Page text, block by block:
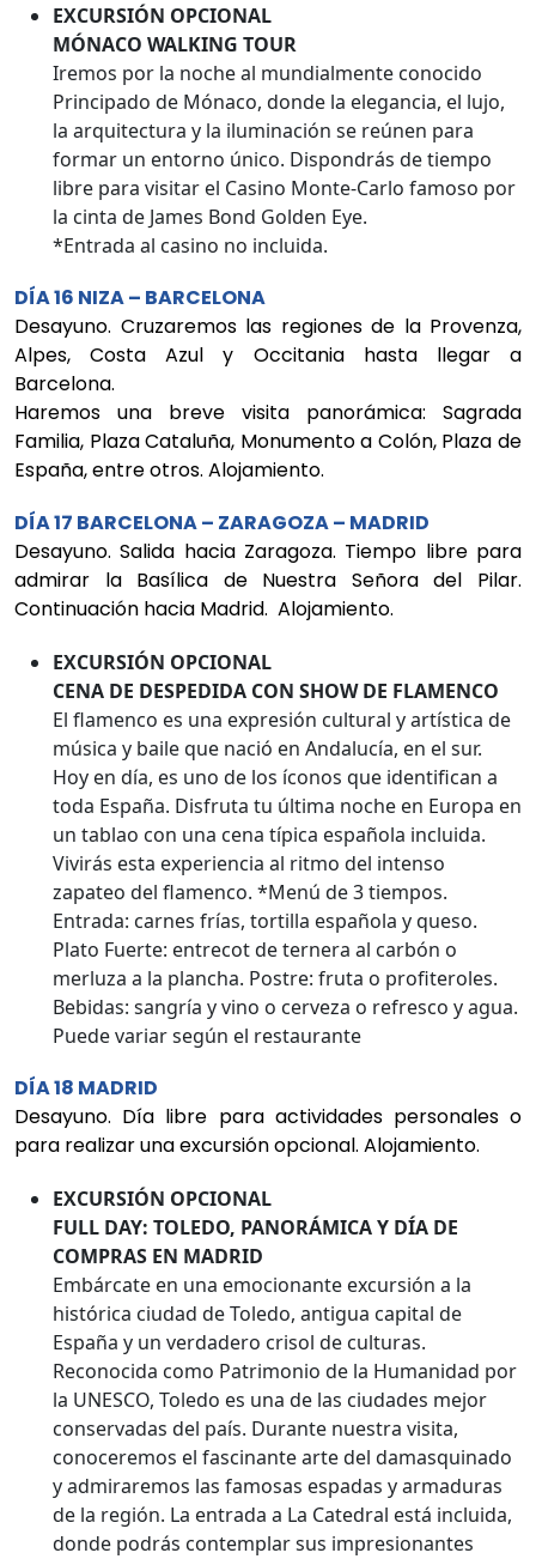
EXCURSIÓN OPCIONAL
MÓNACO WALKING TOUR
Iremos por la noche al mundialmente conocido
Principado de Mónaco, donde la elegancia, el lujo,
la arquitectura y la iluminación se reúnen para
formar un entorno único. Dispondrás de tiempo
libre para visitar el Casino Monte-Carlo famoso por
la cinta de James Bond Golden Eye.
*Entrada al casino no incluida.
DÍA 16 NIZA – BARCELONA
Desayuno. Cruzaremos las regiones de la Provenza,
Alpes, Costa Azul y Occitania hasta llegar a
Barcelona.
Haremos una breve visita panorámica: Sagrada
Familia, Plaza Cataluña, Monumento a Colón, Plaza de
España, entre otros. Alojamiento.
DÍA 17 BARCELONA – ZARAGOZA – MADRID
Desayuno. Salida hacia Zaragoza. Tiempo libre para
admirar la Basílica de Nuestra Señora del Pilar.
Continuación hacia Madrid. Alojamiento.
EXCURSIÓN OPCIONAL
CENA DE DESPEDIDA CON SHOW DE FLAMENCO
El flamenco es una expresión cultural y artística de
música y baile que nació en Andalucía, en el sur.
Hoy en día, es uno de los íconos que identifican a
toda España. Disfruta tu última noche en Europa en
un tablao con una cena típica española incluida.
Vivirás esta experiencia al ritmo del intenso
zapateo del flamenco. *Menú de 3 tiempos.
Entrada: carnes frías, tortilla española y queso.
Plato Fuerte: entrecot de ternera al carbón o
merluza a la plancha. Postre: fruta o profiteroles.
Bebidas: sangría y vino o cerveza o refresco y agua.
Puede variar según el restaurante
DÍA 18 MADRID
Desayuno. Día libre para actividades personales o
para realizar una excursión opcional. Alojamiento.
EXCURSIÓN OPCIONAL
FULL DAY: TOLEDO, PANORÁMICA Y DÍA DE
COMPRAS EN MADRID
Embárcate en una emocionante excursión a la
histórica ciudad de Toledo, antigua capital de
España y un verdadero crisol de culturas.
Reconocida como Patrimonio de la Humanidad por
la UNESCO, Toledo es una de las ciudades mejor
conservadas del país. Durante nuestra visita,
conoceremos el fascinante arte del damasquinado
y admiraremos las famosas espadas y armaduras
de la región. La entrada a La Catedral está incluida,
donde podrás contemplar sus impresionantes